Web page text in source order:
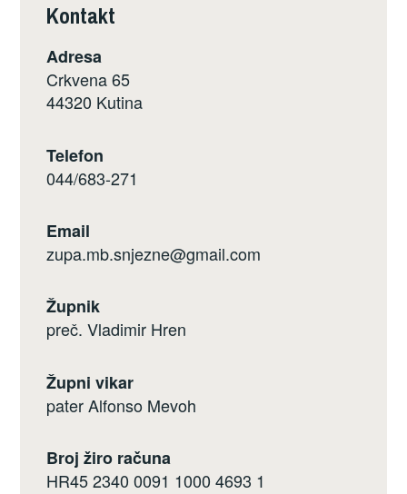
Kontakt
Adresa
Crkvena 65
44320 Kutina
Telefon
044/683-271
Email
zupa.mb.snjezne@gmail.com
Župnik
preč. Vladimir Hren
Župni vikar
pater Alfonso Mevoh
Broj žiro računa
HR45 2340 0091 1000 4693 1